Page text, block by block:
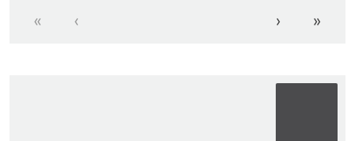
Erste Seite
« Vorherige Seite
‹ Nächste
› »